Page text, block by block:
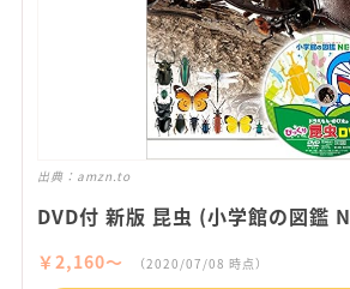
出典： amzn.to
DVD付 新版 昆虫 (小学館の図鑑
￥2,160〜 （2020/07/08 時点）